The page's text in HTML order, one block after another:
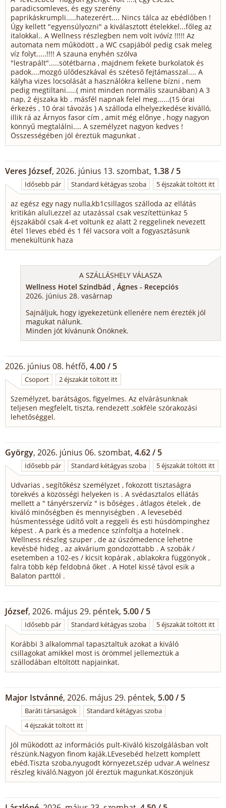
paradicsomleves, és egy szerény
paprikáskrumpli.....hatezerért.... Nincs tálca az ebédlőben !
Úgy kellett "egyensúlyozni" a kiválasztott ételekkel...főleg az
italokkal.. A Wellness részlegben nem volt ivóvíz !!!!! Az
automata nem működött , a WC csapjából pedig csak meleg
víz folyt.....!!!! A szauna enyhén szólva
"lestrapált".....sötétbarna , majdnem fekete burkolatok és
padok....mozgó ülődeszkával és széteső fejtámasszal.... A
kályha vizes locsolását a használókra kellene bízni , nem
pedig megtiltani.....( mint minden normális szaunában) A 3
nap, 2 éjszaka kb . másfél napnak felel meg......(15 órai
érkezés , 10 órai távozás ) A szálloda elhelyezkedése kiválló,
illik rá az Árnyos fasor cím , amit még előnye , hogy nagyon
könnyű megtalálni.... A személyzet nagyon kedves !
Összességében jól éreztük magunkat .
Veres József, 2026. június 13. szombat, 1.38 / 5
Idősebb pár Standard kétágyas szoba 5 éjszakát töltött itt
az egész egy nagy nulla,kb1csillagos szálloda az ellátás
kritikán aluli,ezzel az utazással csak veszítettünkaz 5
éjszakából csak 4-et voltunk ez alatt 2 reggelinek nevezett
étel 1leves ebéd és 1 fél vacsora volt a fogyasztásunk
menekültünk haza
A SZÁLLÁSHELY VÁLASZA
Wellness Hotel Szindbád , Ágnes - Recepciós
2026. június 28. vasárnap
Sajnáljuk, hogy igyekezetünk ellenére nem érezték jól
magukat nálunk.
Minden jót kívánunk Önöknek.
2026. június 08. hétfő, 4.00 / 5
Csoport 2 éjszakát töltött itt
Személyzet, barátságos, figyelmes. Az elvárásunknak
teljesen megfelelt, tiszta, rendezett ,sokféle szórakozási
lehetőséggel.
György, 2026. június 06. szombat, 4.62 / 5
Idősebb pár Standard kétágyas szoba 5 éjszakát töltött itt
Udvarias , segítőkész személyzet , fokozott tisztaságra
törekvés a közösségi helyeken is . A svédasztalos ellátás
mellett a " tányérszervíz " is bőséges , átlagos ételek , de
kiváló minőségben és mennyiségben . A levesebéd
húsmentessége üdítő volt a reggeli és esti húsdömpinghez
képest . A park és a medence színfoltja a hotelnek .
Wellness részleg szuper , de az úszómedence lehetne
kevésbé hideg , az akvárium gondozottabb . A szobák /
esetemben a 102-es / kicsit kopárak , ablakokra függönyök ,
falra több kép feldobná őket . A Hotel kissé távol esik a
Balaton parttól .
József, 2026. május 29. péntek, 5.00 / 5
Idősebb pár Standard kétágyas szoba 5 éjszakát töltött itt
Korábbi 3 alkalommal tapasztaltuk azokat a kiváló
csillagokat amikkel most is örömmel jellemeztük a
szállodában eltöltött napjainkat.
Major Istvánné, 2026. május 29. péntek, 5.00 / 5
Baráti társaságok
Standard kétágyas szoba
4 éjszakát töltött itt
Jól működött az információs pult-Kiváló kiszolgálásban volt
részünk.Nagyon finom kaják.LEvesebéd helzett komplett
ebéd.Tiszta szoba,nyugodt környezet,szép udvar.A welnesz
részleg kiváló.Nagyon jól éreztük magunkat.Köszönjük